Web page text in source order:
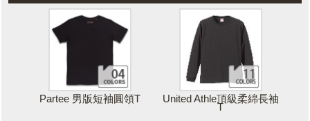
Partee 男版短袖圓領T United Athle頂級柔綿長袖
T